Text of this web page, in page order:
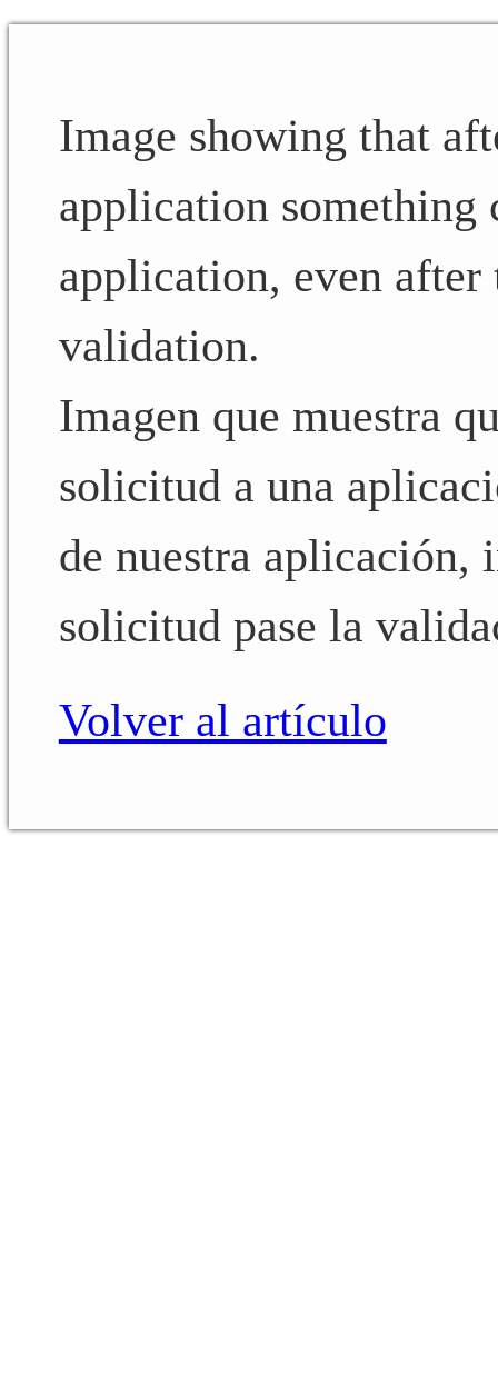
Image showing that
application something
application, even after
validation.
Imagen que muestra
solicitud a una
de nuestra aplicación,
solicitud pase la
Volver al artículo